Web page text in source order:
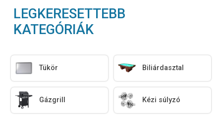
LEGKERESETTEBB
KATEGÓRIÁK
Tükör Biliárdasztal
Gázgrill Kézi súlyzó